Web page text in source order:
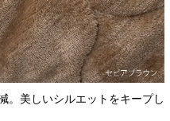
。美しいシルエットをキープし